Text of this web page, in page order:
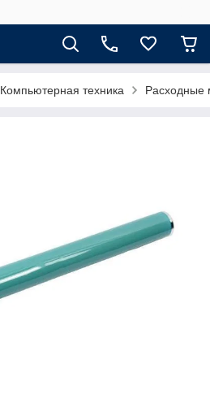
Компьютерная техника Расходные